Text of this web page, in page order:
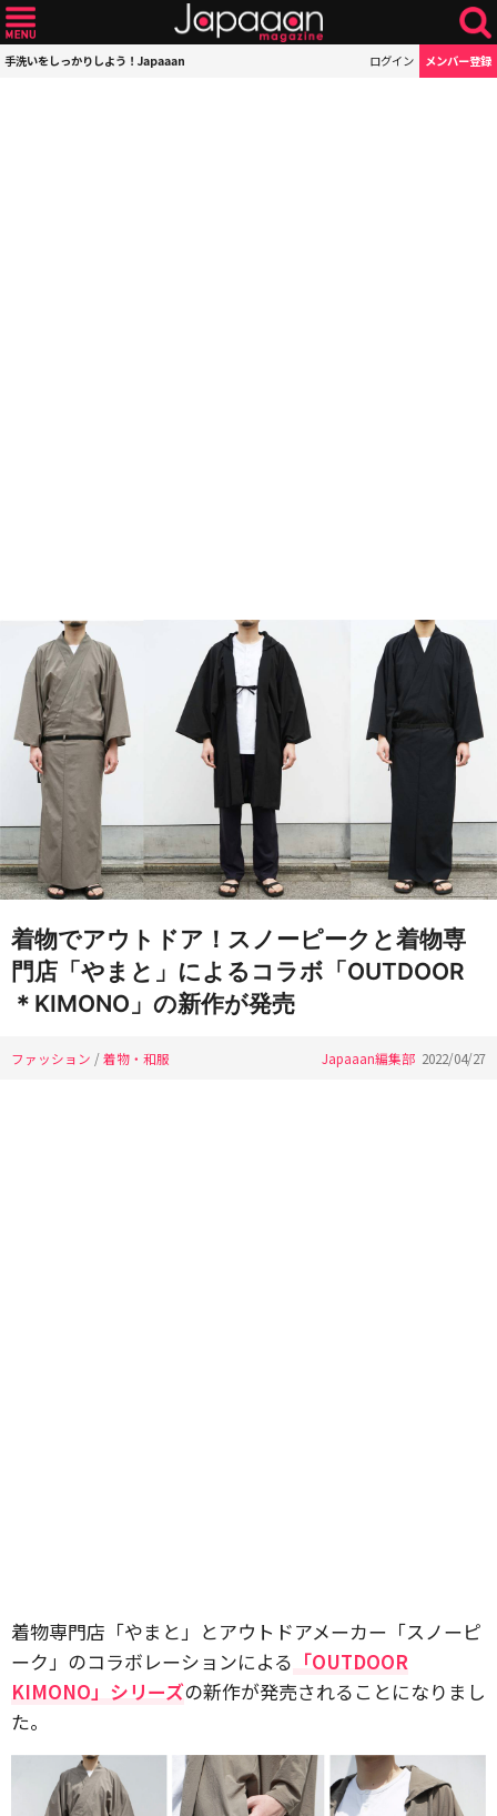
手洗いをしっかりしよう！Japaaan ログイン メンバー登録
着物でアウトドア！スノーピークと着物専
門店「やまと」によるコラボ「OUTDOOR
＊KIMONO」の新作が発売
ファッション /着物・和服 Japaaan編集部 2022/04/27
着物専門店「やまと」とアウトドアメーカー「スノーピ
ーク」のコラボレーションによる 「OUTDOOR
KIMONO」シリーズの新作が発売されることになりまし
た。